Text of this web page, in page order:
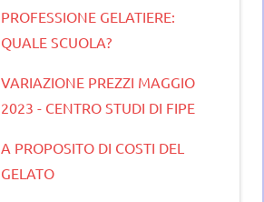
PROFESSIONE GELATIERE:
QUALE SCUOLA?
VARIAZIONE PREZZI MAGGIO
2023 - CENTRO STUDI DI FIPE
A PROPOSITO DI COSTI DEL
GELATO